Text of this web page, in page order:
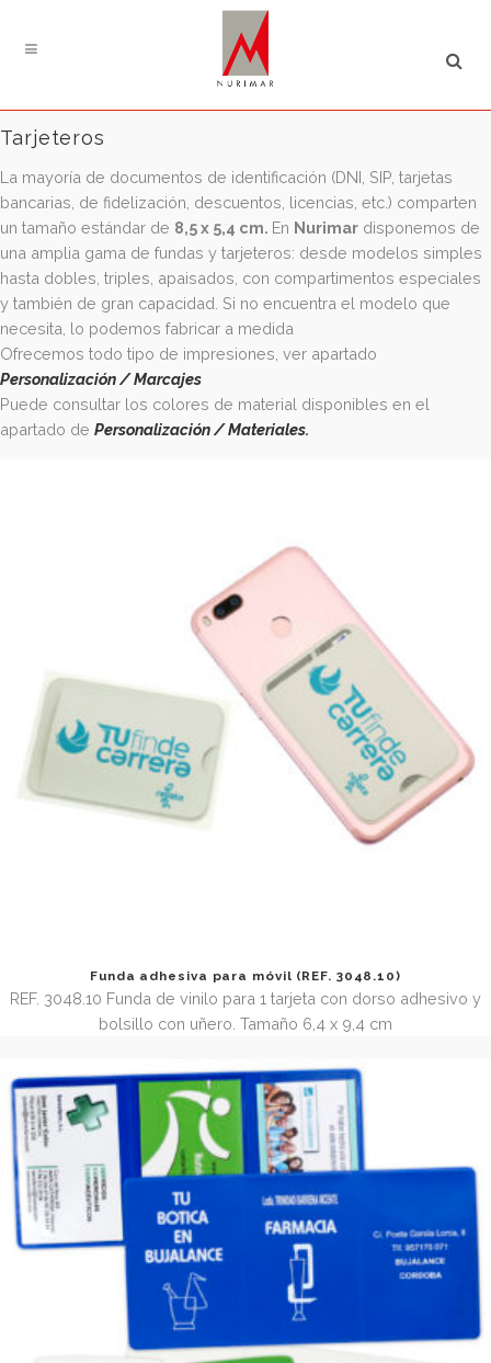
Búsqueda
Tarjeteros
La mayoría de documentos de identificación (DNI, SIP,
bancarias, de fidelización, descuentos, licencias, etc.)
un tamaño estándar de8,5 x 5,4 cm.EnNurimar
una amplia gama de fundas y tarjeteros: desde modelos
hasta dobles, triples, apaisados, con compartimentos
y también de gran capacidad. Si no encuentra el modelo
necesita, lo podemos fabricar a medida
Ofrecemos todo tipo de impresiones, ver apartado
Personalización / Marcajes
Funda adhesiva para móvil (REF. 3048.10)
REF. 3048.10 Funda de vinilo para 1 tarjeta con dorso
bolsillo con uñero. Tamaño 6,4 x 9,4 cm